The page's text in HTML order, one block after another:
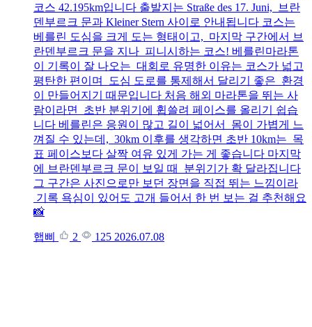
코스 42.195km입니다 출발지는 Straße des 17. Juni, 브란
덴부르크 문과 Kleiner Stern 사이로 안내됩니다 코스는
베를린 도심을 크게 도는 형태이고, 마지막 구간에서 브
란덴부르크 문을 지나 피니시하는 코스! 베를린마라톤
이 기록이 잘 나오는 대회로 유명한 이유는 코스가 넓고
평탄한 편이며 도심 도로를 통제해서 달리기 좋은 환경
이 만들어지기 때문입니다 처음 해외 마라톤을 뛰는 사
람이라면 초반 분위기에 휩쓸려 페이스를 올리기 쉽습
니다 베를린은 응원이 많고 길이 넓어서 몸이 가볍게 느
껴질 수 있는데, 30km 이후를 생각하면 초반 10km는 목
표 페이스보다 살짝 여유 있게 가는 게 좋습니다 마지막
에 브란덴부르크 문이 보일 때 분위기가 확 달라집니다
그 구간은 사진으로만 보던 장면을 직접 뛰는 느낌이라
기록 욕심이 있어도 고개 들어서 한 번 보는 걸 추천해요
📸
햅삐 2 125 2026.07.08